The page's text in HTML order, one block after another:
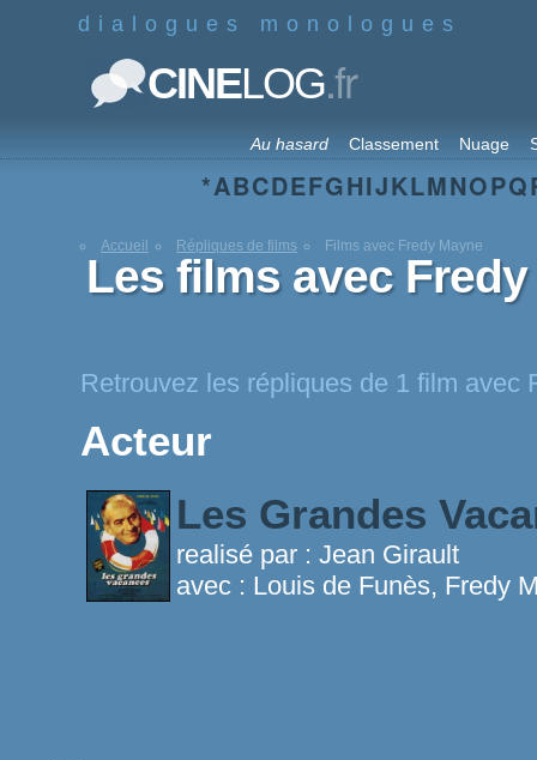
dialogues monologues
CINELOG.fr
Au hasard Classement Nuage
*ABCDEFGHIJKLMNOPQ
Accueil Répliques de films Films avec Fredy Mayne
Les films avec Fredy
Retrouvez les répliques de 1 film avec
Acteur
Les Grandes
realisé par : Jean Girault
avec : Louis de Funès, Fredy